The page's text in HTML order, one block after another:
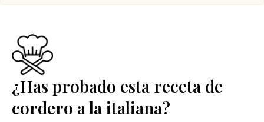
¿Has probado esta receta de
cordero a la italiana?